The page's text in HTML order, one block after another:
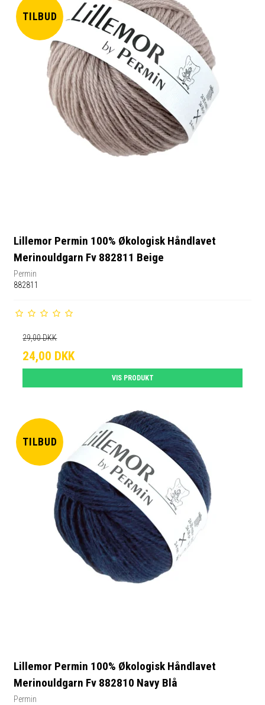
TILBUD
Lillemor Permin 100% Økologisk Håndlavet
Merinouldgarn Fv 882811 Beige
Permin
882811
29,00 DKK
24,00 DKK
VIS PRODUKT
TILBUD
Lillemor Permin 100% Økologisk Håndlavet
Merinouldgarn Fv 882810 Navy Blå
Permin